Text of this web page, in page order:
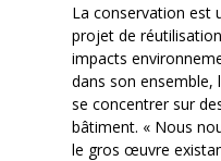
La conservation est
projet de
impacts
dans son
se concentrer sur
bâtiment. « Nous
le gros œuvre